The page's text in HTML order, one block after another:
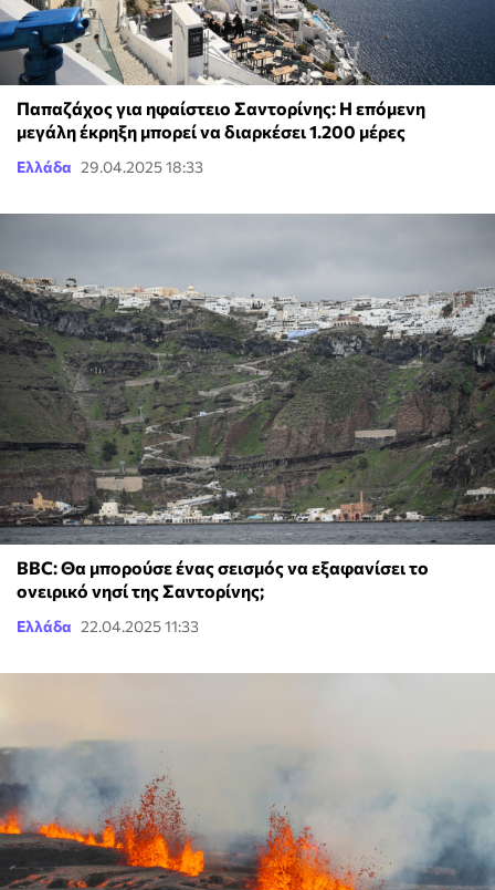
Παπαζάχος για ηφαίστειο Σαντορίνης: Η επόμενη
μεγάλη έκρηξη μπορεί να διαρκέσει 1.200 μέρες
Ελλάδα 29.04.2025 18:33
BBC: Θα μπορούσε ένας σεισμός να εξαφανίσει το
ονειρικό νησί της Σαντορίνης;
Ελλάδα 22.04.2025 11:33